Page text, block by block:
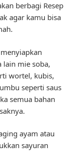
berbagi Resep
agar kamu bisa
lain mie soba,
wortel, kubis,
seperti saus
semua bahan
ayam atau
sayuran